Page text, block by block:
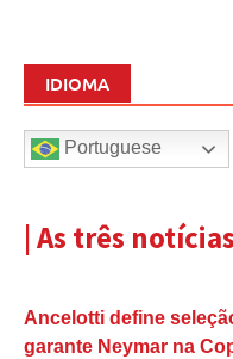
IDIOMA
Portuguese
| As três
Ancelotti define
garante Neymar na